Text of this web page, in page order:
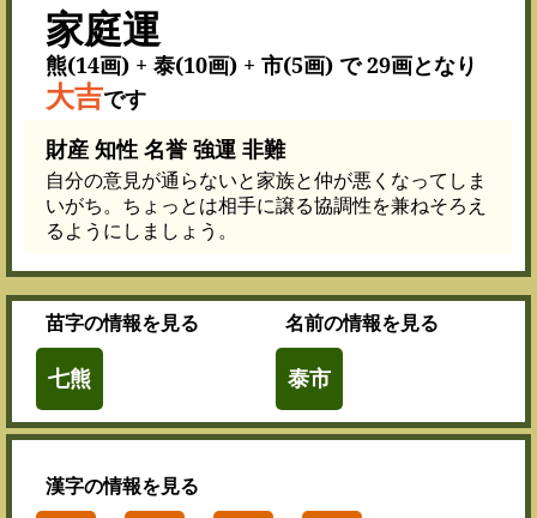
家庭運
熊(14画) + 泰(10画) + 市(5画) で 29画となり
大吉です
財産 知性 名誉 強運 非難
自分の意見が通らないと家族と仲が悪くなってしま
いがち。ちょっとは相手に譲る協調性を兼ねそろえ
るようにしましょう。
苗字の情報を見る
七熊
名前の情報を見る
泰市
漢字の情報を見る